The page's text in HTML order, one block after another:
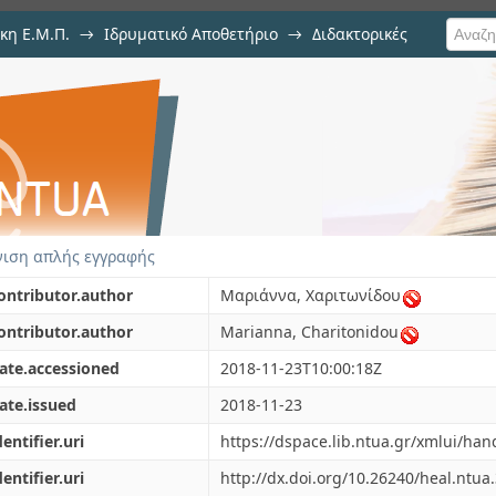
Ε.Μ.Π. → Ιδρυματικό Αποθετήριο → Διδακτορικές
στην ερμηνεία και στη
του αντικειμένου της
απλής εγγραφής
Μαριάννα, Χαριτωνίδου
Marianna, Charitonidou
2018-11-23T10:00:18Z
2018-11-23
https://dspace.lib.ntua.gr/xmlui/
http://dx.doi.org/10.26240/